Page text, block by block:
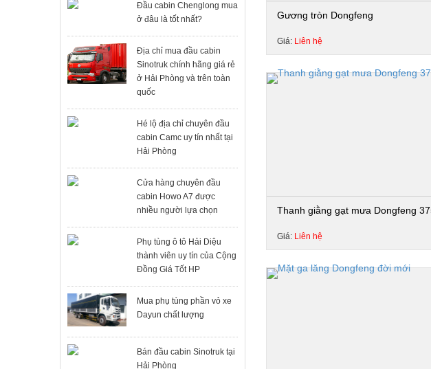
Đầu cabin Chenglong mua
ở đâu là tốt nhất?
Địa chỉ mua đầu cabin
Sinotruk chính hãng giá rẻ
ở Hải Phòng và trên toàn
quốc
Hé lộ địa chỉ chuyên đầu
cabin Camc uy tín nhất tại
Hải Phòng
Cửa hàng chuyên đầu
cabin Howo A7 được
nhiều người lựa chọn
Phụ tùng ô tô Hải Diệu
thành viên uy tín của Cộng
Đồng Giá Tốt HP
Mua phụ tùng phần vỏ xe
Dayun chất lượng
Bán đầu cabin Sinotruk tại
Hải Phòng
Gương tròn Dongfeng
Giá: Liên hệ
Thanh giằng gạt mưa Dongfeng
Giá: Liên hệ